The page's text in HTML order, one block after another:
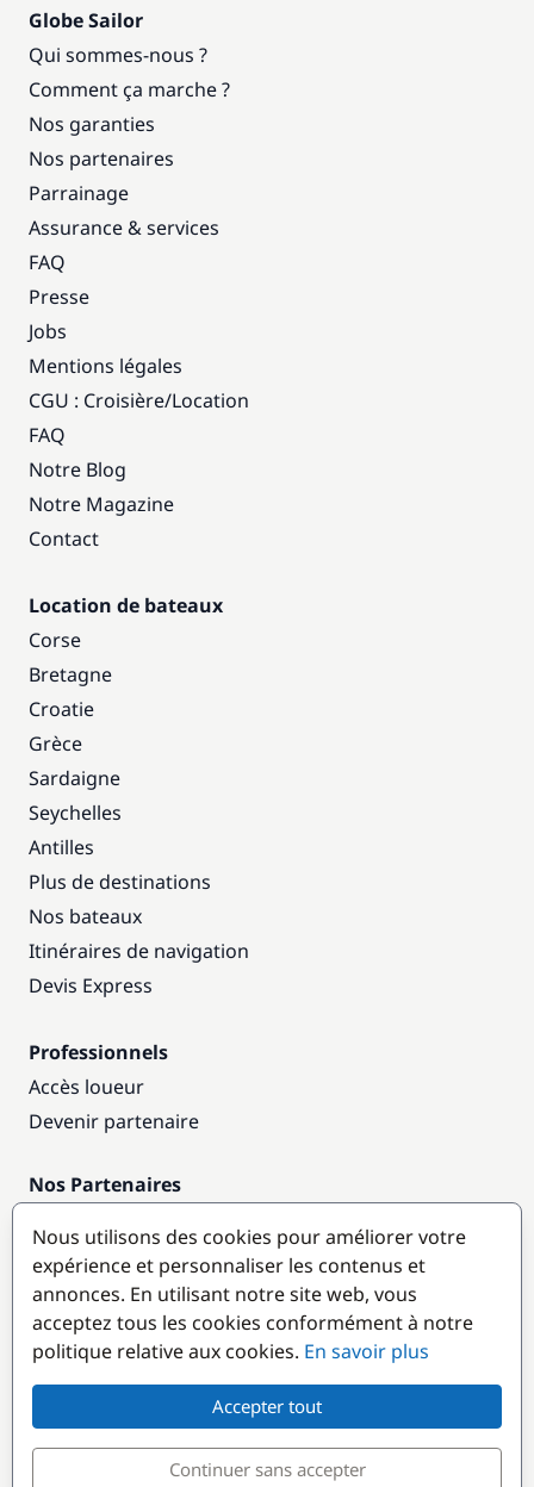
Globe Sailor
Qui sommes-nous ?
Comment ça marche ?
Nos garanties
Nos partenaires
Parrainage
Assurance & services
FAQ
Presse
Jobs
Mentions légales
CGU : Croisière/Location
FAQ
Notre Blog
Notre Magazine
Contact
Location de bateaux
Corse
Bretagne
Croatie
Grèce
Sardaigne
Seychelles
Antilles
Plus de destinations
Nos bateaux
Itinéraires de navigation
Devis Express
Professionnels
Accès loueur
Devenir partenaire
Nos Partenaires
Destinations populaires
Nous utilisons des cookies pour améliorer votre
expérience et personnaliser les contenus et
annonces. En utilisant notre site web, vous
acceptez tous les cookies conformément à notre
politique relative aux cookies. En savoir plus
Accepter tout
Continuer sans accepter